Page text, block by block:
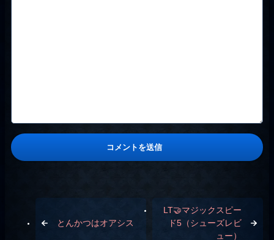
とんかつはオアシス
LT🤝マジックスピー
ド5（シューズレビ
ュー）